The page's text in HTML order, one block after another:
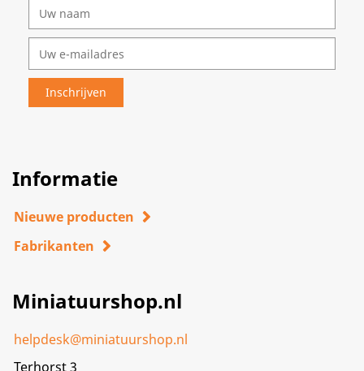
Informatie
Nieuwe producten
Fabrikanten
Miniatuurshop.nl
helpdesk@miniatuurshop.nl
Terhorst 3